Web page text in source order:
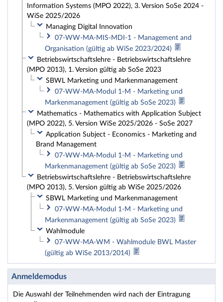
Information Systems (MPO 2022), 3. Version SoSe 2024 -
WiSe 2025/2026
Managing Digital Innovation
07-WW-MA-MIS-MDI-1 - Management and
Organisation (gültig ab WiSe 2023/2024)
Betriebswirtschaftslehre - Betriebswirtschaftslehre
(MPO 2013), 1. Version gültig ab SoSe 2023
SBWL Marketing und Markenmanagement
07-WW-MA-Modul 1-M - Marketing und
Markenmanagement (gültig ab SoSe 2023)
Mathematics - Mathematics with Application Subject
(MPO 2022), 5. Version WiSe 2025/2026 - SoSe 2027
Application Subject - Economics - Marketing and
Brand Management
07-WW-MA-Modul 1-M - Marketing und
Markenmanagement (gültig ab SoSe 2023)
Betriebswirtschaftslehre - Betriebswirtschaftslehre
(MPO 2013), 5. Version gültig ab WiSe 2025/2026
SBWL Marketing und Markenmanagement
07-WW-MA-Modul 1-M - Marketing und
Markenmanagement (gültig ab SoSe 2023)
Wahlmodule
07-WW-MA-WM - Wahlmodule BWL Master
(gültig ab WiSe 2013/2014)
Anmeldemodus
Die Auswahl der Teilnehmenden wird nach der Eintragung